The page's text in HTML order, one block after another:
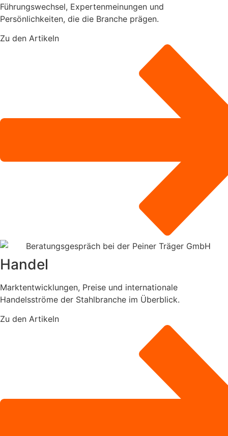
Führungswechsel, Expertenmeinungen und
Persönlichkeiten, die die Branche prägen.
Zu den Artikeln
Handel
Marktentwicklungen, Preise und internationale
Handelsströme der Stahlbranche im Überblick.
Zu den Artikeln